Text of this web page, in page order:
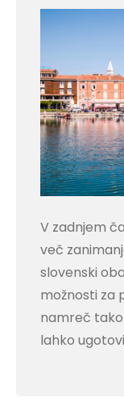
V zadnjem
več
slovenski
možnosti za
namreč
lahko